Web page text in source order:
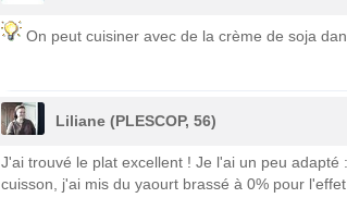
On peut cuisiner avec de la crème de soja
Liliane (PLESCOP, 56)
J'ai trouvé le plat excellent ! Je l'ai un peu
cuisson, j'ai mis du yaourt brassé à 0% pour